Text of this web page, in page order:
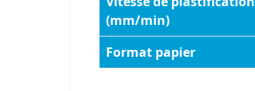
(mm/min)
Format papier